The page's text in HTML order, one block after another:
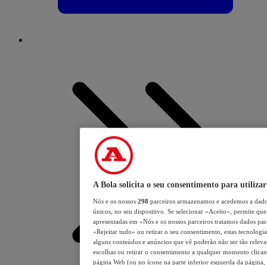
A Bola solicita o seu consentimento para utilizar
Nós e os nossos 298 parceiros armazenamos e acedemos a
únicos, no seu dispositivo. Se selecionar «Aceito», permite
apresentadas em «Nós e os nossos parceiros tratamos dados
«Rejeitar tudo» ou retirar o seu consentimento, estas
alguns conteúdos e anúncios que vê poderão não ser tão
escolhas ou retirar o consentimento a qualquer momento
página Web (ou no ícone na parte inferior esquerda da página,